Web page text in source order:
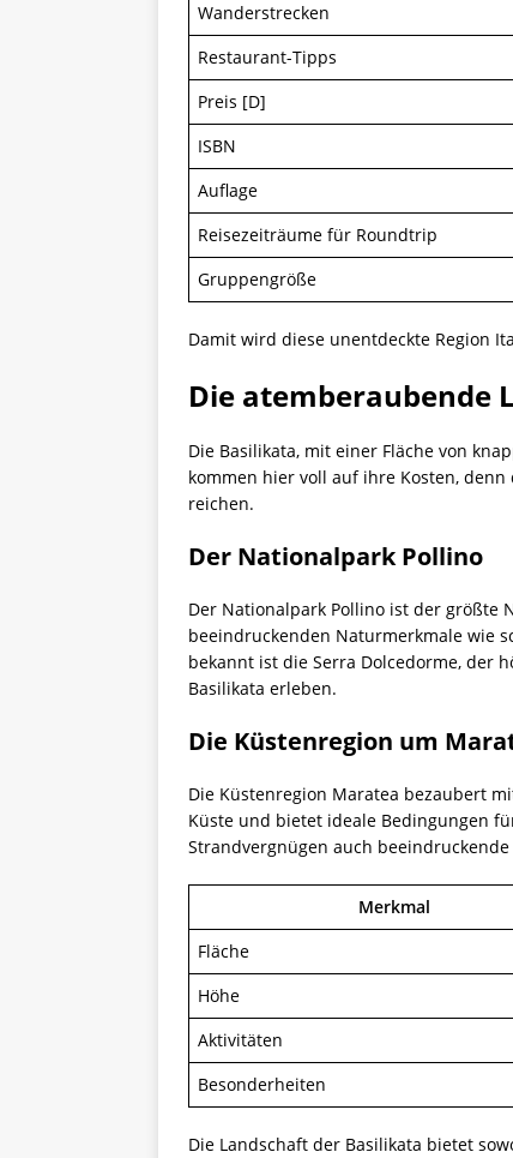
Wanderstrecken
Restaurant-Tipps
Preis [D]
ISBN
Auflage
Reisezeiträume für Roundtrip
Gruppengröße
Damit wird diese unentdeckte Region
Die atemberaubende
Die Basilikata, mit einer Fläche von
kommen hier voll auf ihre Kosten,
reichen.
Der Nationalpark Pollino
Der Nationalpark Pollino ist der größte
beeindruckenden Naturmerkmale wie
bekannt ist die Serra Dolcedorme, der
Basilikata erleben.
Die Küstenregion um
Die Küstenregion Maratea bezaubert
Küste und bietet ideale Bedingungen
Strandvergnügen auch
Merkmal
Fläche
Höhe
Aktivitäten
Besonderheiten
Die Landschaft der Basilikata bietet